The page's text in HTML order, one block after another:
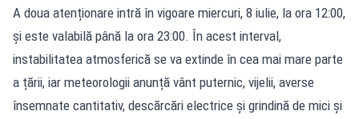
A doua atenționare intră în vigoare miercuri, 8 iulie, la ora 12:00,
și este valabilă până la ora 23:00. În acest interval,
instabilitatea atmosferică se va extinde în cea mai mare parte
a țării, iar meteorologii anunță vânt puternic, vijelii, averse
însemnate cantitativ, descărcări electrice și grindină de mici și